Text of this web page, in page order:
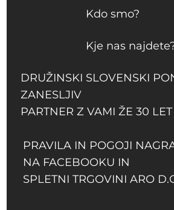
Kdo smo?
Kje nas
DRUŽINSKI SLOVENSKI
ZANESLJIV
PARTNER Z VAMI ŽE 30 LET
PRAVILA IN POGOJI
NA FACEBOOKU IN
SPLETNI TRGOVINI ARO